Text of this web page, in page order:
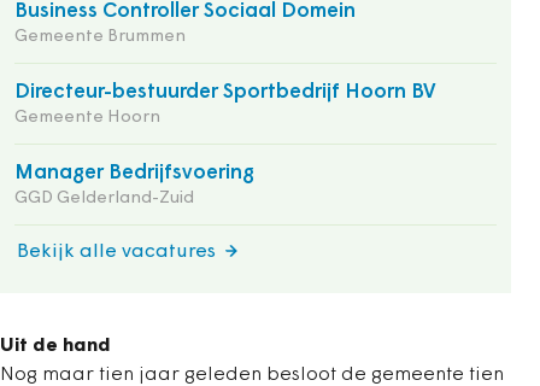
Business Controller Sociaal Domein
Gemeente Brummen
Directeur-bestuurder Sportbedrijf Hoorn BV
Gemeente Hoorn
Manager Bedrijfsvoering
GGD Gelderland-Zuid
Bekijk alle vacatures
Uit de hand
Nog maar tien jaar geleden besloot de gemeente tien